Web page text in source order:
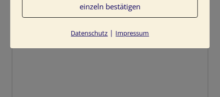
Deine E-Mail-Adresse wird nicht veröffentlicht.
einzeln bestätigen
Datenschutz | Impressum